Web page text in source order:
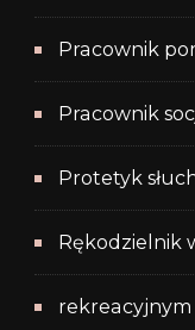
Pracownik
Pracownik
Protetyk
Rękodzielnik
rekreacyjnym